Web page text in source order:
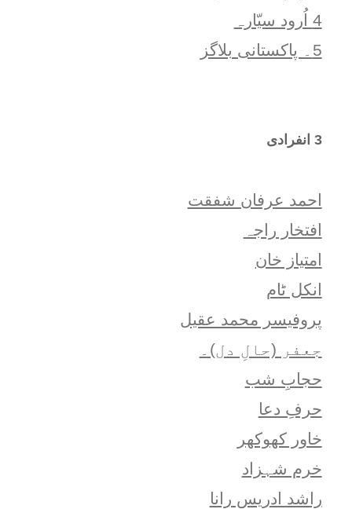
4 اُرود سیّارہ
5۔ پاکستانی بلاگز
3 انفرادی
احمد عرفان شفقت
افتخار راجہ
امتياز خان
انکل ٹام
پروفیسر محمد عقیل
جعفر (حالِ دل)۔
حجابِ شب
حرفِ دعا
خاور کھوکھر
خرم شہزاد
راشد ادریس رانا